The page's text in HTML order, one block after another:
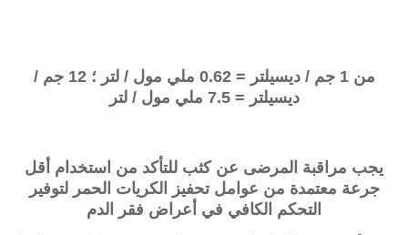
من 1 جم / ديسيلتر = 0.62 ملي مول / لتر ؛ 12 جم /
ديسيلتر = 7.5 ملي مول / لتر
يجب مراقبة المرضى عن كثب للتأكد من استخدام أقل
جرعة معتمدة من عوامل تحفيز الكريات الحمر لتوفير
التحكم الكافي في أعراض فقر الدم